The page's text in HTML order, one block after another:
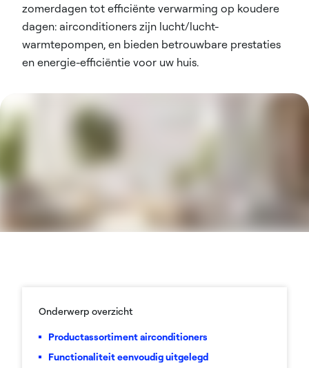
zomerdagen tot efficiënte verwarming op koudere
dagen: airconditioners zijn lucht/lucht-
warmtepompen, en bieden betrouwbare prestaties
en energie-efficiëntie voor uw huis.
Onderwerp overzicht
Productassortiment airconditioners
Functionaliteit eenvoudig uitgelegd